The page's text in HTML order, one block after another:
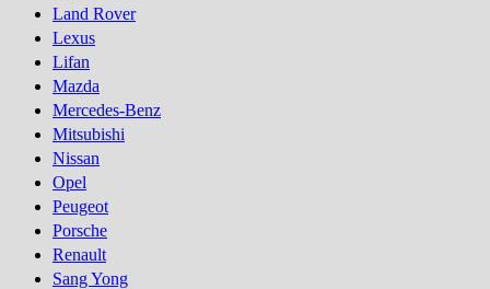
Land Rover
Lexus
Lifan
Mazda
Mercedes-Benz
Mitsubishi
Nissan
Opel
Peugeot
Porsсhe
Renault
Sang Yong